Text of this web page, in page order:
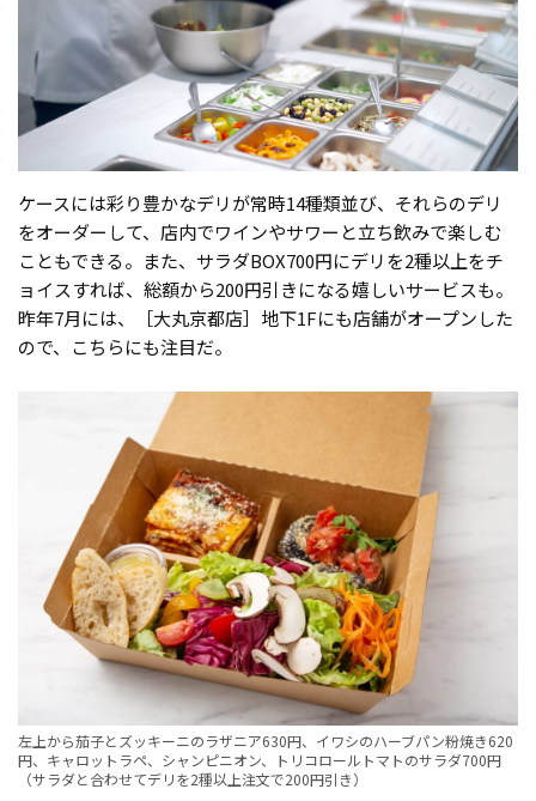
ケースには彩り豊かなデリが常時14種類並び、それらのデリ
をオーダーして、店内でワインやサワーと立ち飲みで楽しむ
こともできる。また、サラダBOX700円にデリを2種以上をチ
ョイスすれば、総額から200円引きになる嬉しいサービスも。
昨年7月には、［大丸京都店］地下1Fにも店舗がオープンした
ので、こちらにも注目だ。
左上から茄子とズッキーニのラザニア630円、イワシのハーブパン粉焼き620
円、キャロットラペ、シャンピニオン、トリコロールトマトのサラダ700円
（サラダと合わせてデリを2種以上注文で200円引き）